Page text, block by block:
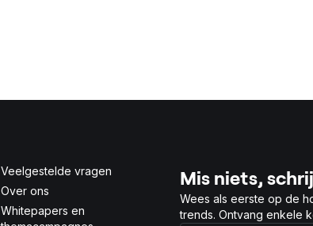
Veelgestelde vragen
Over ons
Whitepapers en
Mis niets,
Wees als eerste op de
trends. Ontvang enkele